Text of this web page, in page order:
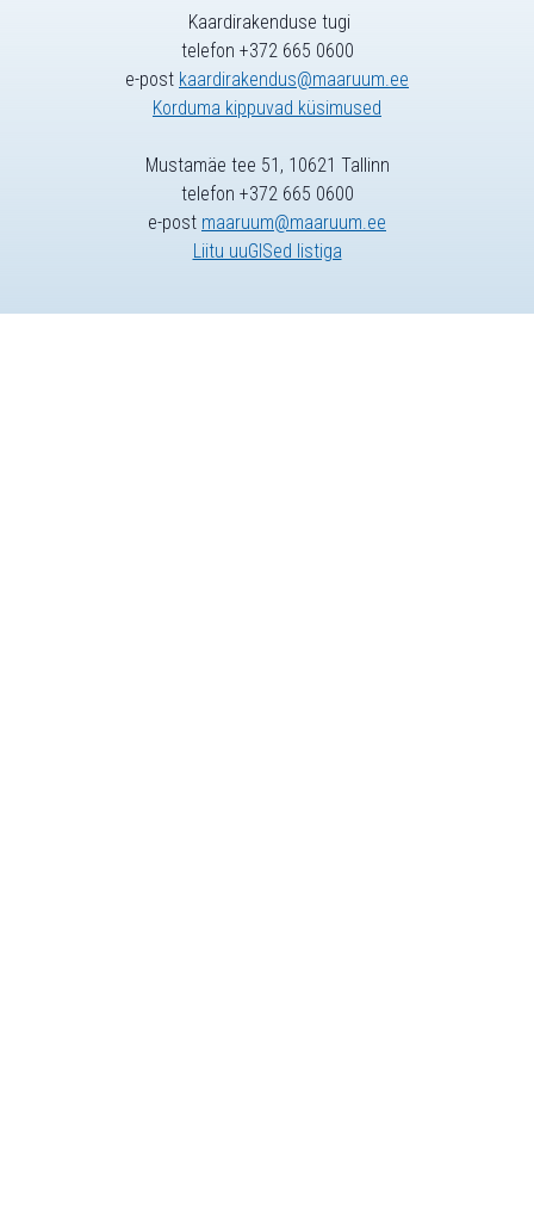
Kaardirakenduse tugi
telefon +372 665 0600
e-post kaardirakendus@maaruum.ee
Korduma kippuvad küsimused
Mustamäe tee 51, 10621 Tallinn
telefon +372 665 0600
e-post maaruum@maaruum.ee
Liitu uuGISed listiga